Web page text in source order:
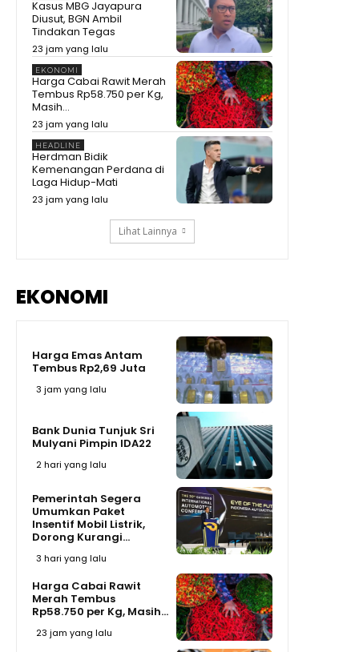
Tidak
Detik-Detik Prabowo Uji Temuan
Periset! Dibanting hingga Diinjak
Kepala BRIN Beberkan
Pengembangan Teknologi
Nuklir RI di Hadapan Prabowo
13:35
Prabowo Blak-blakan!
Kenyataan Pendidikan RI Masih
Kalah dari dari Negara
Tetangga
Prabowo Terkesan! BRIN Ubah
Limbah Sawit Jadi Sepatu
Super Murah Cuma Rp47 Ribu!
09:47
Kasus MBG Jayapura
Diusut, BGN Ambil
Tindakan Tegas
23 jam yang lalu
EKONOMI
Harga Cabai Rawit Merah
Tembus Rp58.750 per Kg,
Masih...
23 jam yang lalu
HEADLINE
Herdman Bidik
Kemenangan Perdana di
Laga Hidup-Mati
23 jam yang lalu
Lihat Lainnya
EKONOMI
Harga Emas Antam
Tembus Rp2,69 Juta
3 jam yang lalu
Bank Dunia Tunjuk Sri
Mulyani Pimpin IDA22
2 hari yang lalu
Pemerintah Segera
Umumkan Paket
Insentif Mobil Listrik,
Dorong Kurangi...
3 hari yang lalu
Harga Cabai Rawit
Merah Tembus
Rp58.750 per Kg, Masih...
23 jam yang lalu